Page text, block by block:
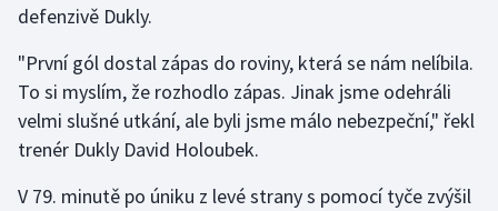
defenzivě Dukly.
"První gól dostal zápas do roviny, která se nám nelíbila.
To si myslím, že rozhodlo zápas. Jinak jsme odehráli
velmi slušné utkání, ale byli jsme málo nebezpeční," řekl
trenér Dukly David Holoubek.
V 79. minutě po úniku z levé strany s pomocí tyče zvýšil